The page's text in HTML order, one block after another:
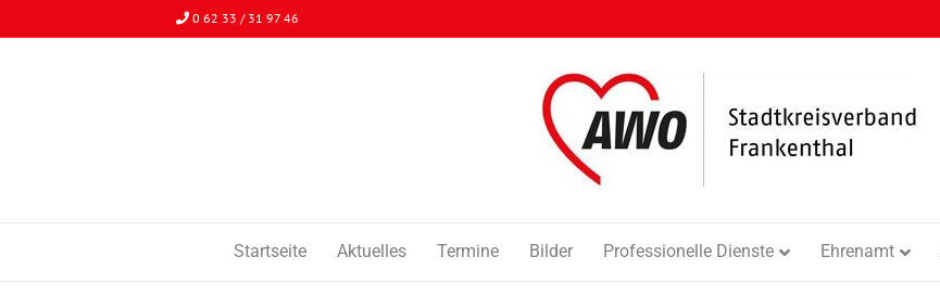
0 62 33 / 31 97 46
Startseite Aktuelles Termine Bilder Professionelle Dienste Ehrenamt